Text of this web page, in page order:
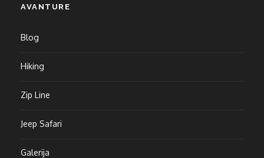
AVANTURE
Blog
Hiking
Zip Line
Jeep Safari
Galerija